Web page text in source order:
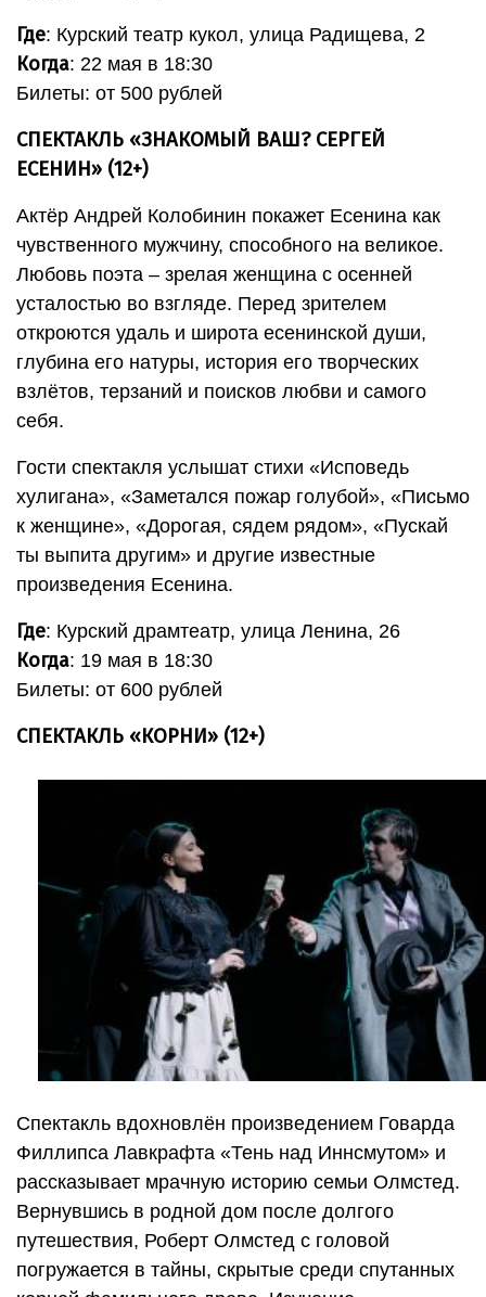
Где: Курский театр кукол, улица Радищева, 2
Когда: 22 мая в 18:30
Билеты: от 500 рублей
СПЕКТАКЛЬ «ЗНАКОМЫЙ ВАШ? СЕРГЕЙ
ЕСЕНИН» (12+)
Актёр Андрей Колобинин покажет Есенина как
чувственного мужчину, способного на великое.
Любовь поэта – зрелая женщина с осенней
усталостью во взгляде. Перед зрителем
откроются удаль и широта есенинской души,
глубина его натуры, история его творческих
взлётов, терзаний и поисков любви и самого
себя.
Гости спектакля услышат стихи «Исповедь
хулигана», «Заметался пожар голубой», «Письмо
к женщине», «Дорогая, сядем рядом», «Пускай
ты выпита другим» и другие известные
произведения Есенина.
Где: Курский драмтеатр, улица Ленина, 26
Когда: 19 мая в 18:30
Билеты: от 600 рублей
СПЕКТАКЛЬ «КОРНИ» (12+)
Спектакль вдохновлён произведением Говарда
Филлипса Лавкрафта «Тень над Иннсмутом» и
рассказывает мрачную историю семьи Олмстед.
Вернувшись в родной дом после долгого
путешествия, Роберт Олмстед с головой
погружается в тайны, скрытые среди спутанных